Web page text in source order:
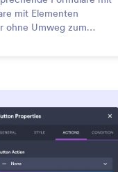
mit Elementen
ohne Umweg zum